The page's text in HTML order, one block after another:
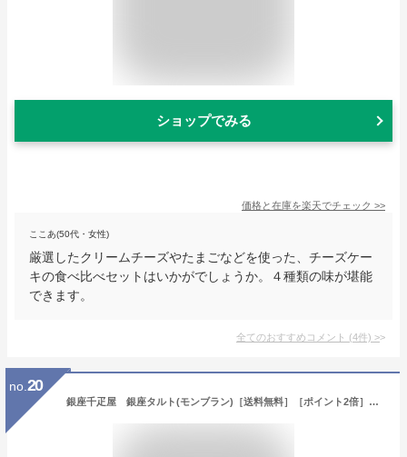
ショップでみる
価格と在庫を楽天でチェック >>
ここあ(50代・女性)
厳選したクリームチーズやたまごなどを使った、チーズケー
キの食べ比べセットはいかがでしょうか。４種類の味が堪能
できます。
全てのおすすめコメント (4件) >
no. 20
銀座千疋屋 銀座タルト(モンブラン)［送料無料］［ポイント2倍］～ お中元 御中元 父の日 母の日 モンブラン タルト ケーキ ギフト 贈り物 フルーツ スイーツ プレゼント お菓子 内祝い 誕生日 お祝い 御礼 快気内祝 送料無料 千疋屋 ～